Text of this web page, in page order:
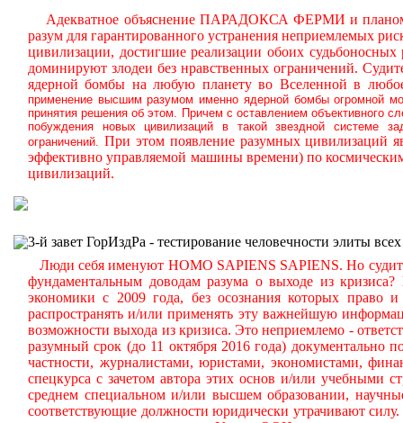
Адекватное объяснение ПАРАДОКСА ФЕРМИ и
разум для гарантированного устранения неприемлемых
цивилизации, достигшие реализации обоих
доминируют злодеи без нравственных ограничений.
ядерной бомбы на любую планету во Вселенной в
применение высшим разумом именно ядерной бомбы огромной
принятия решения об этом. Причем с оставлением объективного
побуждения новых цивилизаций в такой звездной системе
ограничений. При этом появление разумных цивилизаций
эффективно управляемой машины времени) по
цивилизаций.
3-й завет ГорИздРа - тестирование человечности элиты
Люди себя именуют HOMO SAPIENS SAPIENS. Но
фундаментальным доводам разума о выходе из
экономики с 2009 года, без осознания которых право
распространять и/или применять эту важнейшую
возможности выхода из кризиса. Это неприемлемо -
разумный срок (до 11 октября 2016 года)
частности, журналистами, юристами, экономистами,
спецкурса с зачетом автора этих основ и/или учебными
среднем специальном и/или высшем образовании,
соответствующие должности юридически утрачивают